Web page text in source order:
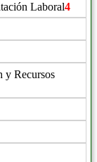
Laboral4
y Recursos